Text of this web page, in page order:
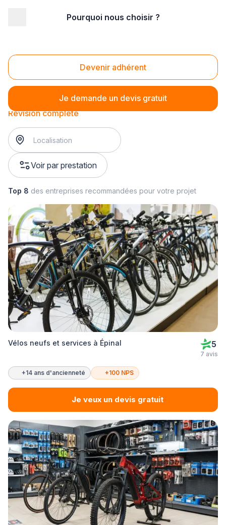
Pourquoi nous choisir ?
Devenir adhérent
Je demande un devis gratuit
Révision complète
Révision complète
Voir par prestation
Top 8 des entreprises recommandées pour votre projet
Vélos neufs et services à Épinal 5
7 avis
+14 ans d'ancienneté +100 NPS
Je veux un devis gratuit